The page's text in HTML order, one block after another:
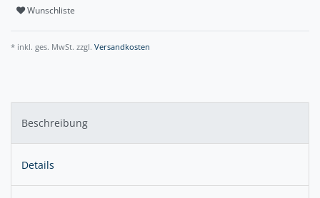
Wunschliste
* inkl. ges. MwSt. zzgl. Versandkosten
Beschreibung
Details